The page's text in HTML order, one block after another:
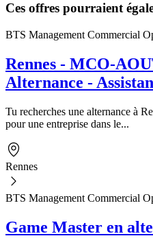
Ces offres pourraient
BTS Management Commercial
Rennes - MCO-
Alternance -
Tu recherches une alternance à
pour une entreprise dans le...
Rennes
BTS Management Commercial
Game Master en